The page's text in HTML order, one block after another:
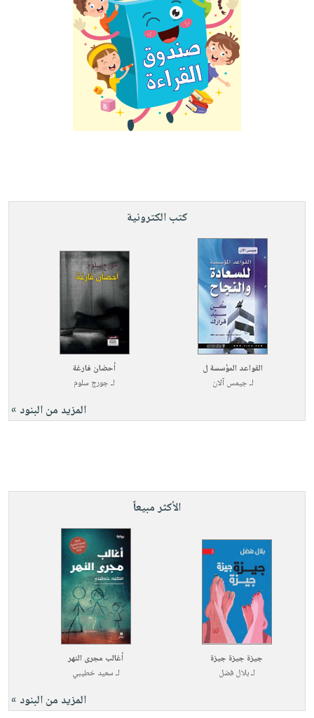
كتب الكترونية
القواعد المؤسسة ل
لـجيمس آلان
أحضان فارغة
لـجورج سلوم
المزيد من البنود »
الأكثر مبيعاً
جيزة جيزة جيزة
لـبلال فضل
أغالب مجرى النهر
لـسعيد خطيبي
المزيد من البنود »